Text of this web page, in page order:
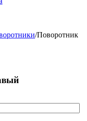
/Поворотник